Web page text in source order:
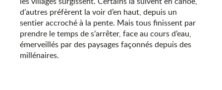
d’autres préfèrent la voir d’en haut, depuis un
sentier accroché à la pente. Mais tous finissent par
prendre le temps de s’arrêter, face au cours d’eau,
émerveillés par des paysages façonnés depuis des
millénaires.